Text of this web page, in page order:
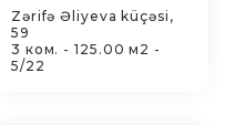
Zərifə Əliyeva küçəsi,
59
3 ком. - 125.00 м2 -
5/22